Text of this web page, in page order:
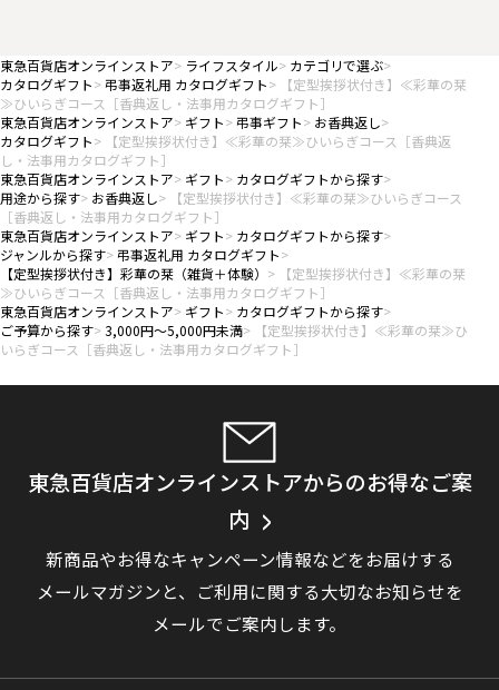
東急百貨店オンラインストア ライフスタイル
カテゴリで選ぶ
カタログギフト
弔事返礼用 カタログギフト
【定型挨拶状付き】≪彩華の栞
≫ひいらぎコース［香典返し・法事用カタログギフト］
東急百貨店オンラインストア
ギフト 弔事ギフト
お香典返し
カタログギフト
【定型挨拶状付き】≪彩華の栞≫ひいらぎコース［香典返
し・法事用カタログギフト］
東急百貨店オンラインストア
ギフト
カタログギフトから探す
用途から探す
お香典返し
【定型挨拶状付き】≪彩華の栞≫ひいらぎコース
［香典返し・法事用カタログギフト］
東急百貨店オンラインストア
ギフト
カタログギフトから探す
ジャンルから探す 弔事返礼用 カタログギフト
【定型挨拶状付き】彩華の栞（雑貨＋体験）
【定型挨拶状付き】≪彩華の栞
≫ひいらぎコース［香典返し・法事用カタログギフト］
東急百貨店オンラインストア
ギフト
カタログギフトから探す
ご予算から探す 3,000円～5,000円未満
【定型挨拶状付き】≪彩華の栞≫ひ
いらぎコース［香典返し・法事用カタログギフト］
東急百貨店オンラインストアからのお得なご案
内
新商品やお得なキャンペーン情報などをお届けする
メールマガジンと、
ご利用に関する大切なお知らせを
メールでご案内します。